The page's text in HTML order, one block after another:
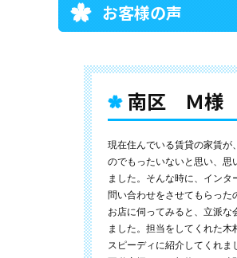
お客様の声
南区 Ｍ様
現在住んでいる賃貸の家賃が
のでもったいないと思い、思
ました。そんな時に、イン
問い合わせをさせてもらっ
お店に伺ってみると、立派
ました。担当をしてくれた
スピーディに紹介してくれ